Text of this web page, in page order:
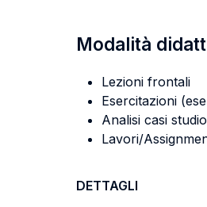
Modalità
Lezioni frontali
Esercitazioni
Analisi casi
Lavori/
DETTAGLI